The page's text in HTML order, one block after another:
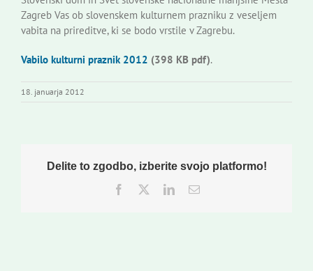
Novi odmev – naše glasilo
Zagreb Vas ob slovenskem kulturnem prazniku z veseljem
vabita na prireditve, ki se bodo vrstile v Zagrebu.
Vabilo kulturni praznik 2012 (398 KB pdf).
18. januarja 2012
Delite to zgodbo, izberite svojo platformo!
Facebook
TwitterLinkedInEmail